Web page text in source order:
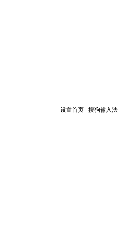
设置首页 - 搜狗输入法 -